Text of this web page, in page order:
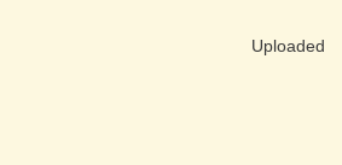
Uploaded